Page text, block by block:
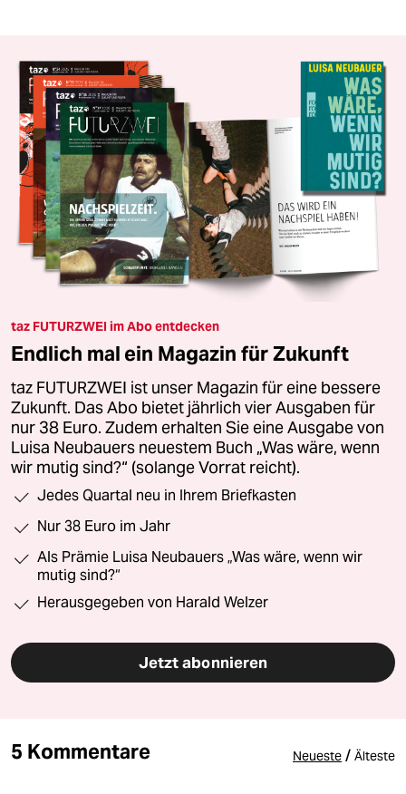
taz FUTURZWEI im Abo entdecken
Endlich mal ein Magazin für Zukunft
taz FUTURZWEI ist unser Magazin für eine bessere
Zukunft. Das Abo bietet jährlich vier Ausgaben für
nur 38 Euro. Zudem erhalten Sie eine Ausgabe von
Luisa Neubauers neuestem Buch „Was wäre, wenn
wir mutig sind?“ (solange Vorrat reicht).
Jedes Quartal neu in Ihrem Briefkasten
Nur 38 Euro im Jahr
Als Prämie Luisa Neubauers „Was wäre, wenn wir
mutig sind?“
Herausgegeben von Harald Welzer
Jetzt abonnieren
5 Kommentare Neueste / Älteste